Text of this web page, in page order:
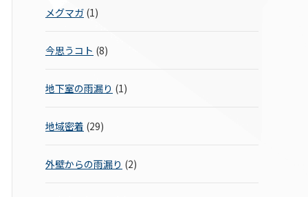
メグマガ (1)
今思うコト (8)
地下室の雨漏り (1)
地域密着 (29)
外壁からの雨漏り (2)